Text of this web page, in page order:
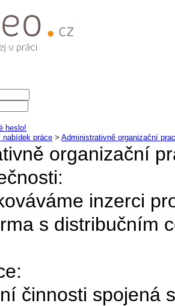
heslo!
nabídek práce > Administrativně organizační
organizační
inzerci
s distribučním
činnosti spojená